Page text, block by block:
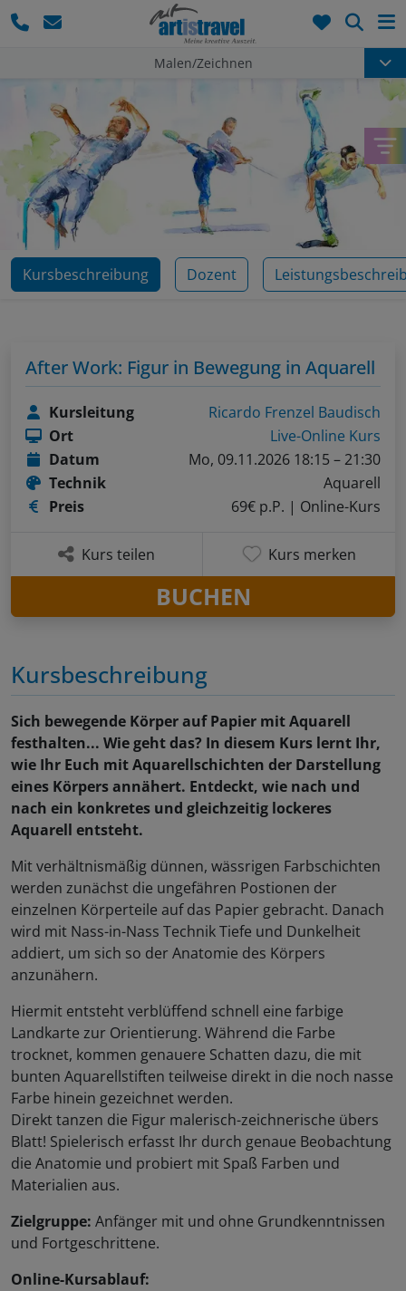
Malen/Zeichnen
Kursbeschreibung Dozent
Kursbeschreibung
Sich bewegende Körper auf Papier mit Aquarell
festhalten... Wie geht das? In diesem Kurs lernt Ihr,
wie Ihr Euch mit Aquarellschichten der Darstellung
eines Körpers annähert. Entdeckt, wie nach und
nach ein konkretes und gleichzeitig lockeres
Aquarell entsteht.
Mit verhältnismäßig dünnen, wässrigen Farbschichten
werden zunächst die ungefähren Postionen der
einzelnen Körperteile auf das Papier gebracht. Danach
wird mit Nass-in-Nass Technik Tiefe und Dunkelheit
addiert, um sich so der Anatomie des Körpers
anzunähern.
Hiermit entsteht verblüffend schnell eine farbige
Landkarte zur Orientierung. Während die Farbe
trocknet, kommen genauere Schatten dazu, die mit
bunten Aquarellstiften teilweise direkt in die noch nasse
Farbe hinein gezeichnet werden.
Direkt tanzen die Figur malerisch-zeichnerische übers
Blatt! Spielerisch erfasst Ihr durch genaue Beobachtung
die Anatomie und probiert mit Spaß Farben und
Materialien aus.
Zielgruppe: Anfänger mit und ohne Grundkenntnissen
und Fortgeschrittene.
Online-Kursablauf:
After Work: Figur in Bewegung in Aquarell
Kursleitung
Ricardo Frenzel Baudisch
Ort
Live-Online Kurs
Datum
Mo, 09.11.2026 18:15 – 21:30
Technik
Aquarell
Preis
69€ p.P. | Online-Kurs
Kurs teilen Kurs merken
BUCHEN